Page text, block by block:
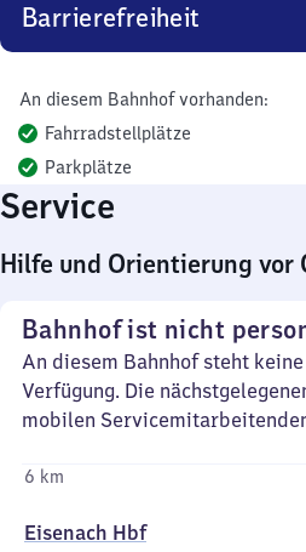
Barrierefreiheit
An diesem Bahnhof vorhanden:
Fahrradstellplätze
Parkplätze
Service
Hilfe und Orientierung vor
Bahnhof ist nicht
An diesem Bahnhof steht
Verfügung. Die
mobilen
6 km
Eisenach Hbf